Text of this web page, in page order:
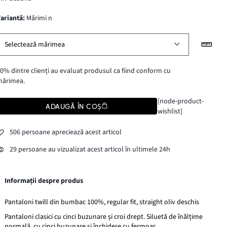
variantă: Mărimi n
Selectează mărimea
dintre clienți au evaluat produsul ca fiind conform cu
ADAUGĂ ÎN COȘ
[node-product-
wishlist]
506 persoane apreciează acest articol
29 persoane au vizualizat acest articol în ultimele 24h
Informații despre produs
Pantaloni twill din bumbac 100%, regular fit, straight oliv deschis
Pantaloni clasici cu cinci buzunare și croi drept. Siluetă de înălțime